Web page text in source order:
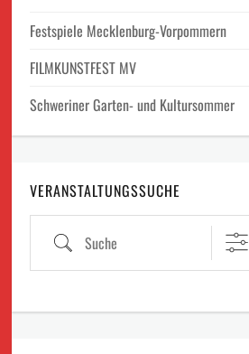
Festspiele Mecklenburg-Vorpommern
FILMKUNSTFEST MV
Schweriner Garten- und Kultursommer
VERANSTALTUNGSSUCHE
Suche